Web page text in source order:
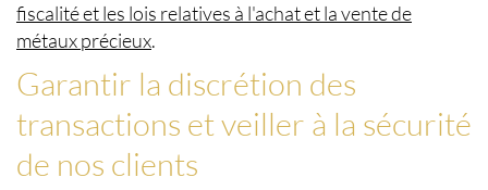
fiscalité et les lois relatives à l'achat et la vente de
métaux précieux.
Garantir la discrétion des
transactions et veiller à la sécurité
de nos clients